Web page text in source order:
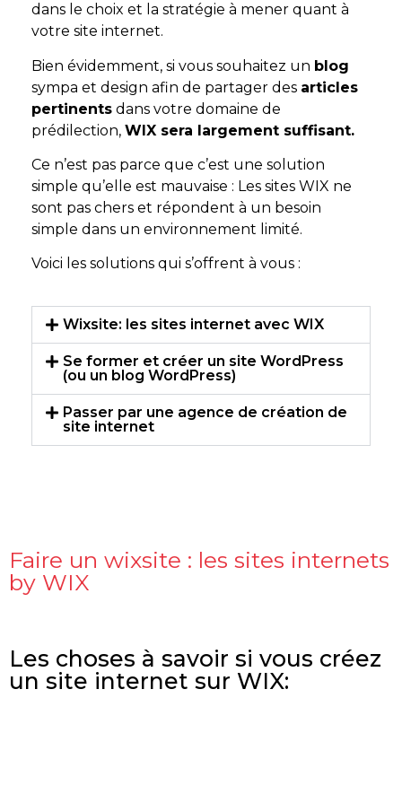
dans le choix et la stratégie à mener quant à
votre site internet.
Bien évidemment, si vous souhaitez un blog
sympa et design afin de partager des articles
pertinents dans votre domaine de
prédilection, WIX sera largement suffisant.
Ce n’est pas parce que c’est une solution
simple qu’elle est mauvaise : Les sites WIX ne
sont pas chers et répondent à un besoin
simple dans un environnement limité.
Voici les solutions qui s’offrent à vous :
Wixsite: les sites internet avec WIX
Se former et créer un site WordPress
(ou un blog WordPress)
Passer par une agence de création de
site internet
Faire un wixsite : les sites internets
by WIX
Les choses à savoir si vous créez
un site internet sur WIX: